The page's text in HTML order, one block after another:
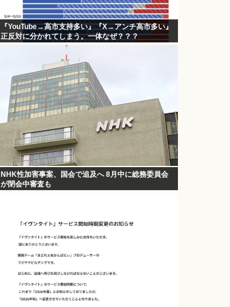
『YouTube→高市支持多い』『X→アンチ高市多い』
正反対に分かれてしまう。一体なぜ？？？
NHK性加害事案、国会で追及へ 8月中に総務委員会
が閉会中審査も